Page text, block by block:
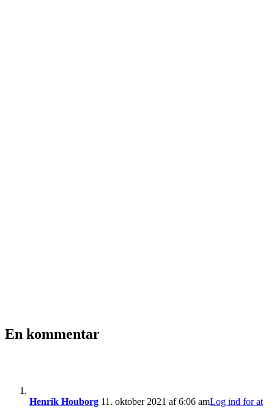
En kommentar
Henrik Houborg 11. oktober 2021 af 6:06 amLog ind for at